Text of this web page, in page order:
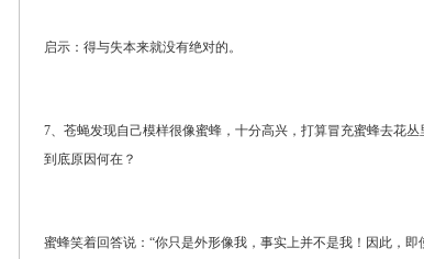
启示：得与失本来就没有绝对的。
7、苍蝇发现自己模样很像蜜蜂，十分高兴，打算冒充蜜蜂去花
到底原因何在？
蜜蜂笑着回答说：“你只是外形像我，事实上并不是我！因此，